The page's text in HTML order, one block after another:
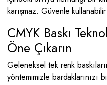
karışmaz. Güvenle
CMYK Baskı
Öne Çıkarın
Geleneksel tek renk
yöntemimizle bardaklarınızı